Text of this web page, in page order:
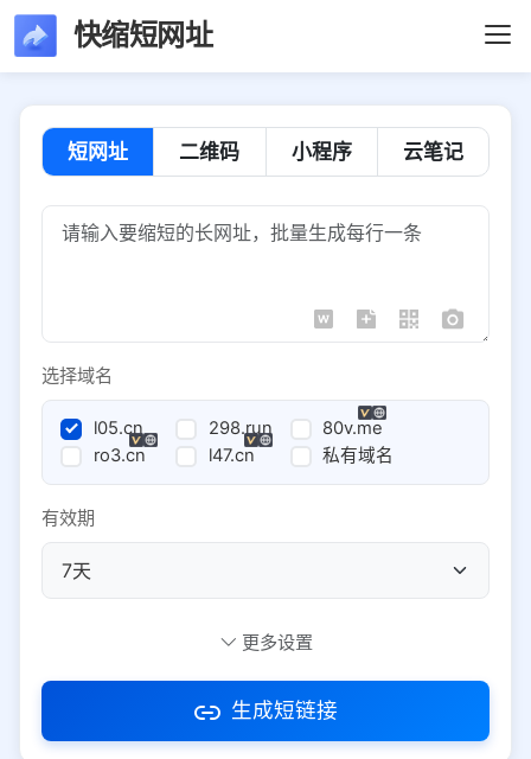
快缩短网址
短网址 二维码 小程序 云笔记
选择域名
l05.cn 298.run
80v.me
ro3.cn
l47.cn 私有域名
有效期
访问密码
更多设置
生成短链接